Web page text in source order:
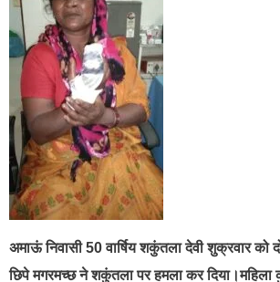
अमाऊं निवासी 50 वार्षिय शकुंतला देवी शुक्रवार
छिपे मगरमच्छ ने शकुंतला पर हमला कर